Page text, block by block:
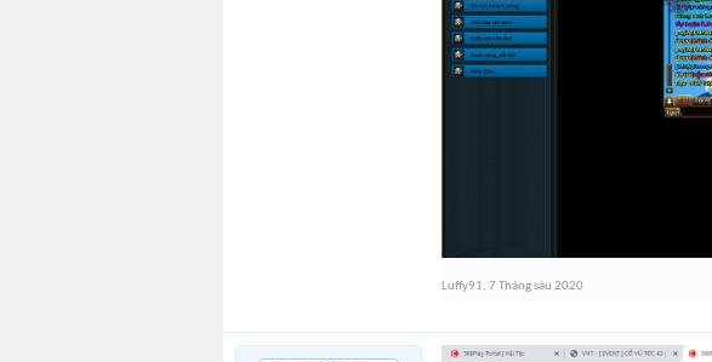
Luffy91, 7 Tháng sáu 2020